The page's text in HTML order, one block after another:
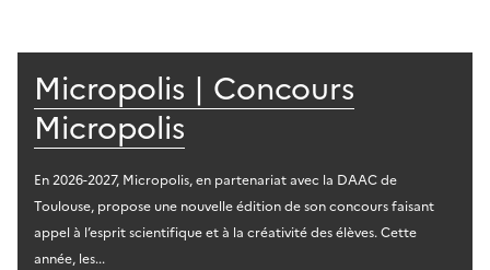
Micropolis | Concours
Micropolis
En 2026-2027, Micropolis, en partenariat avec la DAAC de
Toulouse, propose une nouvelle édition de son concours faisant
appel à l’esprit scientifique et à la créativité des élèves. Cette
année, les...